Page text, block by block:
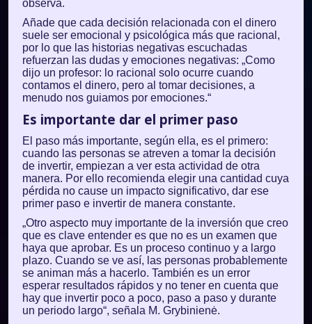
observa.
Añade que cada decisión relacionada con el dinero
suele ser emocional y psicológica más que racional,
por lo que las historias negativas escuchadas
refuerzan las dudas y emociones negativas: „Como
dijo un profesor: lo racional solo ocurre cuando
contamos el dinero, pero al tomar decisiones, a
menudo nos guiamos por emociones.“
Es importante dar el primer paso
El paso más importante, según ella, es el primero:
cuando las personas se atreven a tomar la decisión
de invertir, empiezan a ver esta actividad de otra
manera. Por ello recomienda elegir una cantidad cuya
pérdida no cause un impacto significativo, dar ese
primer paso e invertir de manera constante.
„Otro aspecto muy importante de la inversión que creo
que es clave entender es que no es un examen que
haya que aprobar. Es un proceso continuo y a largo
plazo. Cuando se ve así, las personas probablemente
se animan más a hacerlo. También es un error
esperar resultados rápidos y no tener en cuenta que
hay que invertir poco a poco, paso a paso y durante
un periodo largo“, señala M. Grybinienė.